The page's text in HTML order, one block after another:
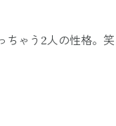
ちゃう2人の性格。笑